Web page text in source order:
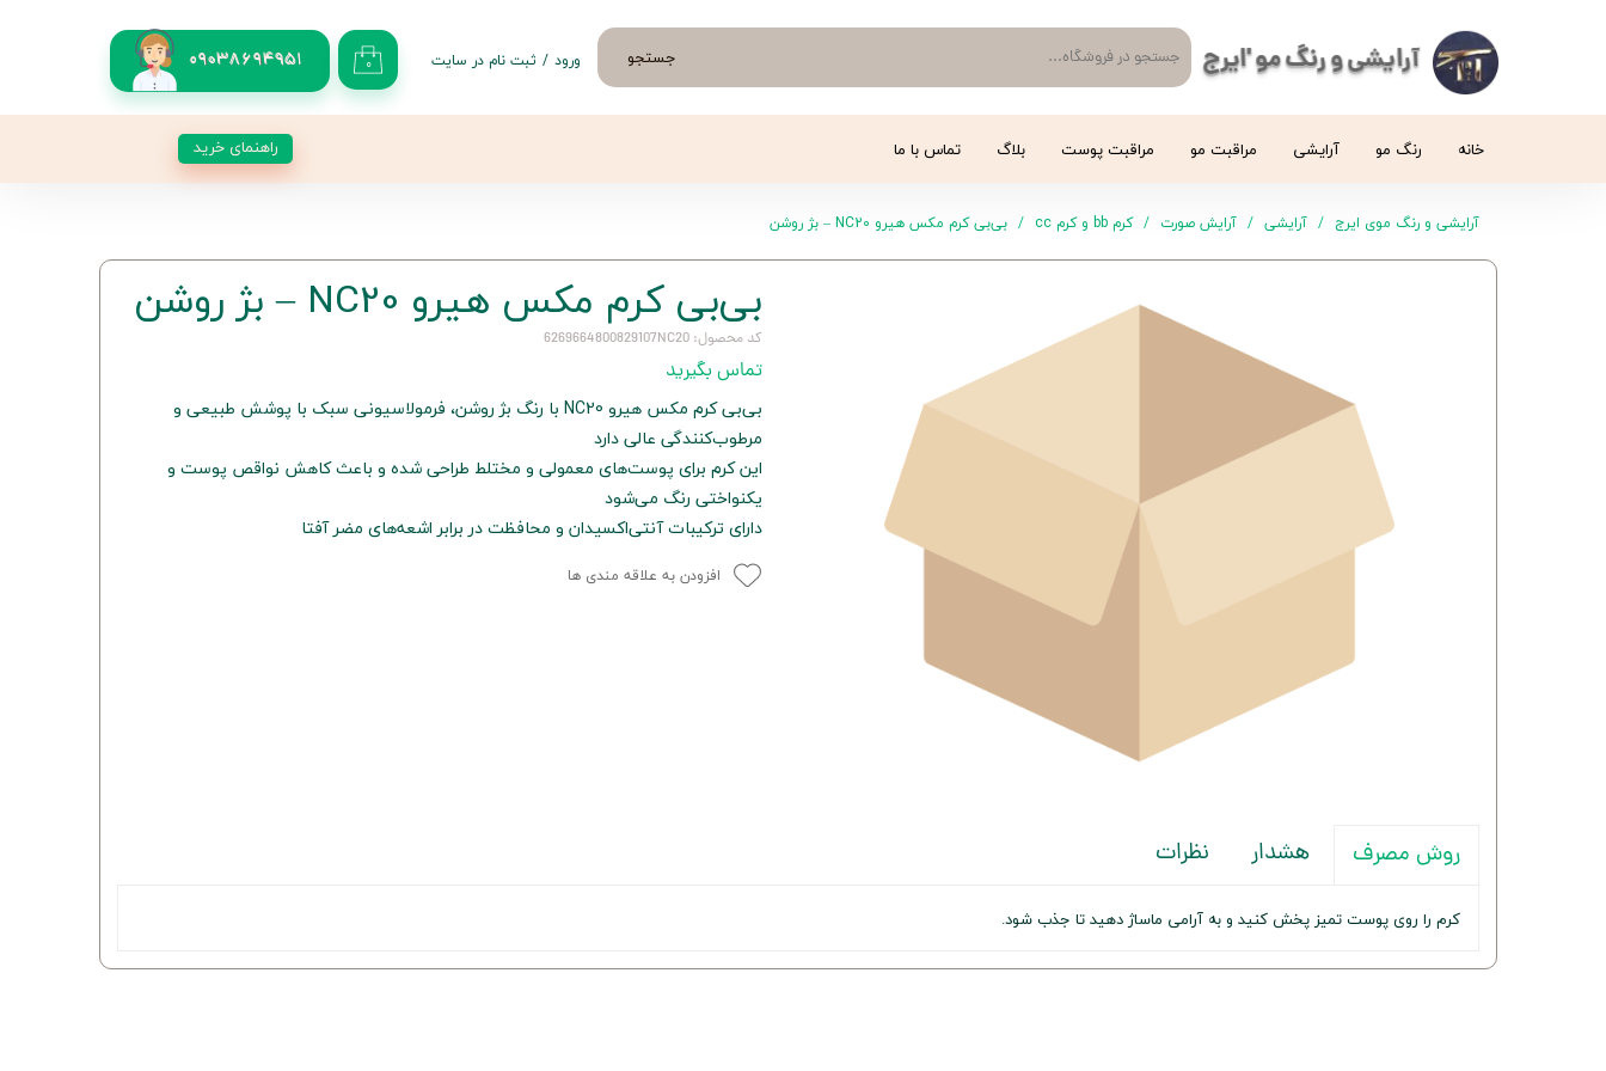
آرایشی و رنگ مو 'ایرج 09038694951 جستجو ۰ ورود / ثبت نام در سایت
خانه رنگ مو آرایشی مراقبت مو مراقبت پوست بلاگ تماس با ما راهنمای خرید
آرایشی و رنگ موی ایرج آرایشی آرایش صورت کرم bb و کرم cc بی‌بی کرم مکس هیرو NC20 – بژ روشن
بی‌بی کرم مکس هیرو NC20 – بژ روشن
کد محصول: 6269664800829107NC20
تماس بگیرید
بی‌بی کرم مکس هیرو NC20 با رنگ بژ روشن، فرمولاسیونی سبک با پوشش طبیعی و
مرطوب‌کنندگی عالی دارد
این کرم برای پوست‌های معمولی و مختلط طراحی شده و باعث کاهش نواقص پوست و
یکنواختی رنگ می‌شود
دارای ترکیبات آنتی‌اکسیدان و محافظت در برابر اشعه‌های مضر آفتا
افزودن به علاقه مندی ها
روش مصرف هشدار نظرات
کرم را روی پوست تمیز پخش کنید و به آرامی ماساژ دهید تا جذب شود.